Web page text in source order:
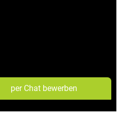
per Chat bewerben